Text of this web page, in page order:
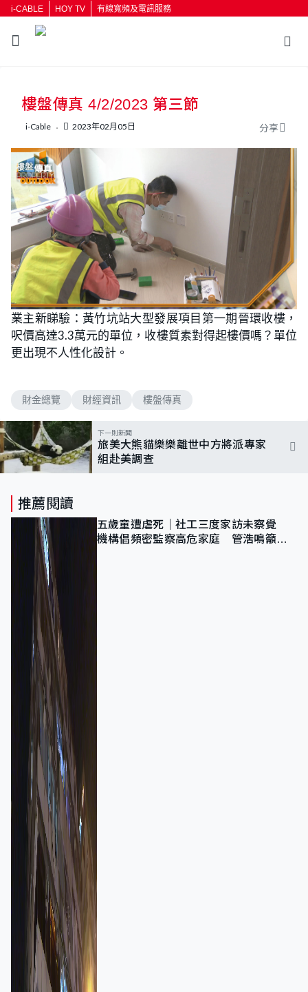
i-CABLE HOY TV 有線寬頻及電訊服務
按輸入鍵開始搜尋
樓盤傳真 4/2/2023 第三節
i-Cable 2023年02月05日 分享
業主新睇驗：黃竹坑站大型發展項目第一期晉環收樓，
呎價高達3.3萬元的單位，收樓質素對得起樓價嗎？單位
更出現不人性化設計。
財金總覽 財經資訊 樓盤傳真
下一則新聞
旅美大熊貓樂樂離世中方將派專家
組赴美調查
推薦閱讀
五歲童遭虐死｜社工三度家訪未察覺
機構倡頻密監察高危家庭 管浩鳴籲加